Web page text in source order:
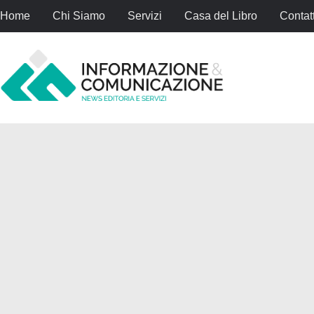
Home Chi Siamo Servizi Casa del Libro